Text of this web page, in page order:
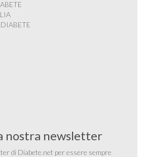
nostra newsletter
di Diabete.net per essere sempre